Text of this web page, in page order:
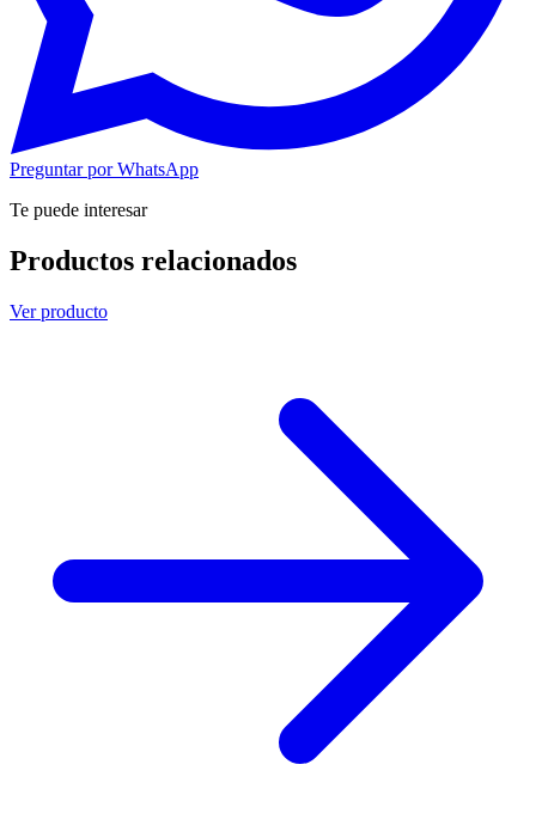
Preguntar por WhatsApp
Te puede interesar
Productos relacionados
Ver producto